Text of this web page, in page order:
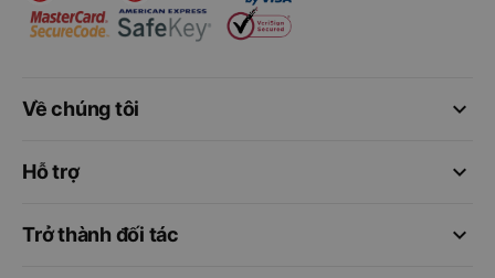
keyboard_arrow_down
Về chúng tôi
keyboard_arrow_down
Hỗ trợ
keyboard_arrow_down
Trở thành đối tác